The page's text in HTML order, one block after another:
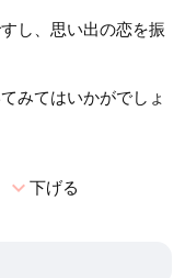
し、思い出の恋を振
みてはいかがでしょ
expand_more下げる